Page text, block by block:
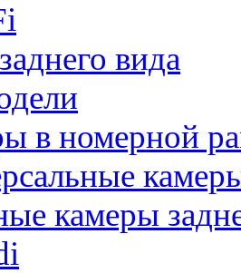
вида
в номерной
камеры